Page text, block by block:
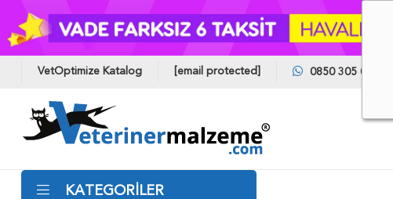
VetOptimize Katalog [email protected] 0850 305 03 34
KATEGORİLER